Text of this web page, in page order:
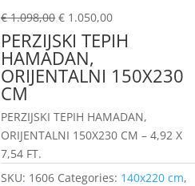
€1.098,00 € 1.050,00
PERZIJSKI TEPIH
HAMADAN,
ORIJENTALNI 150X230
CM
PERZIJSKI TEPIH HAMADAN,
ORIJENTALNI 150X230 CM – 4,92 X
7,54 FT.
SKU: 1606 Categories: 140x220 cm,